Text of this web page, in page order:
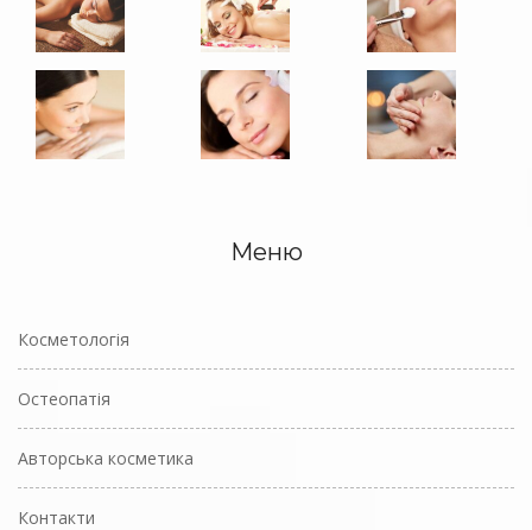
Меню
Косметологія
Остеопатія
Авторська косметика
Контакти